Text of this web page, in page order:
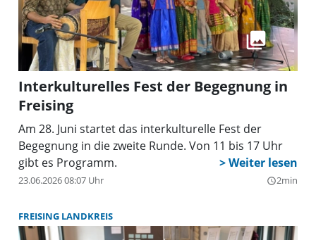
Interkulturelles Fest der Begegnung in
Freising
Am 28. Juni startet das interkulturelle Fest der
Begegnung in die zweite Runde. Von 11 bis 17 Uhr
gibt es Programm.
23.06.2026 08:07 Uhr query_builder2min
FREISING LANDKREIS